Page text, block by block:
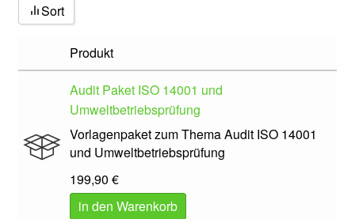
Sort
Produkt
Audit Paket ISO 14001 und
Umweltbetriebsprüfung
Vorlagenpaket zum Thema Audit ISO 14001
und Umweltbetriebsprüfung
199,90 €
in den Warenkorb